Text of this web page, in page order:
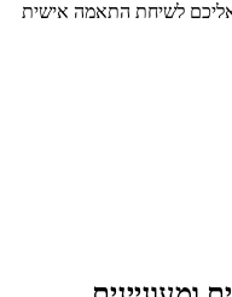
לשיחת התאמה אישית